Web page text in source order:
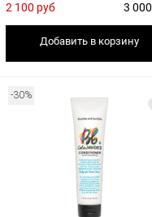
2 100 руб
Добавить в корзину
-30%